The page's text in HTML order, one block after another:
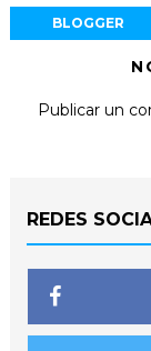
BLOGGER
Publicar un
REDES